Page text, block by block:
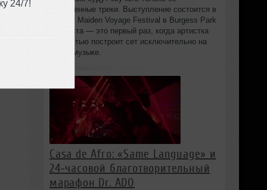
24/7!
собственные треки. Выступление состоится в
рамках Maiden Voyage Festival в Burgess Park
8 августа — это первый раз, когда артистка
полностью построит сет исключительно на
своей музыке.
Casa de Afro: «Same Language» и
24‑часовой благотворительный
марафон Dr. ADO